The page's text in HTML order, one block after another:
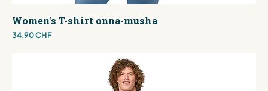
Women's T-shirt onna-musha
Preis
34,90 CHF